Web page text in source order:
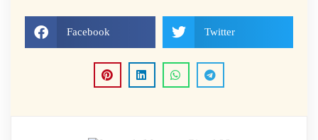
Facebook Twitter